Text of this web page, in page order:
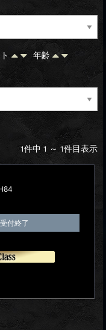
年齢
1件中 1 ～ 1件目表示
付終了